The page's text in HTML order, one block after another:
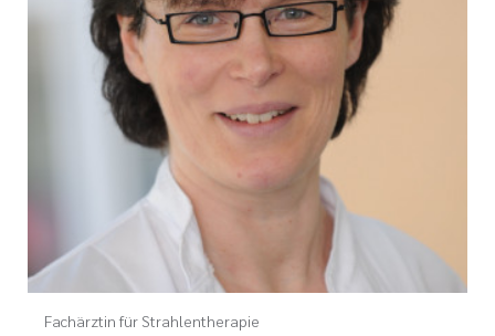
Fachärztin für Strahlentherapie